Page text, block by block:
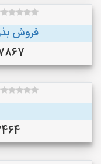
فروش